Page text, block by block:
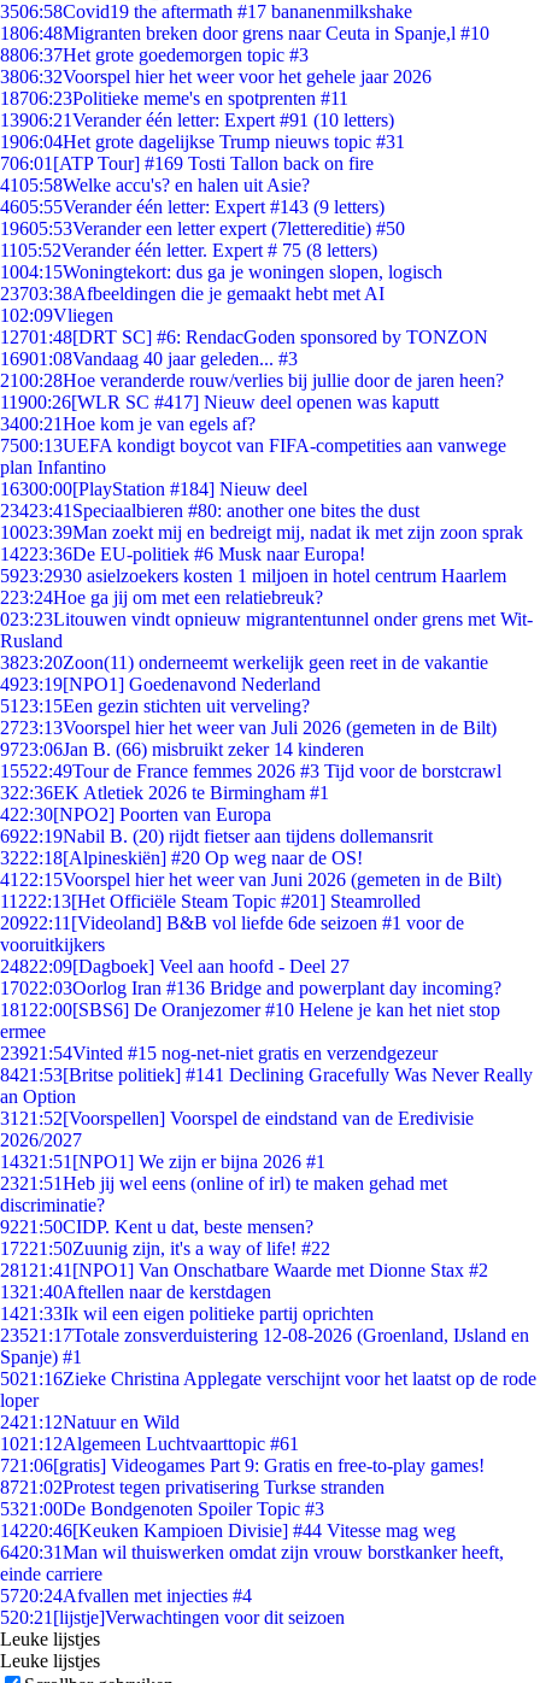
3506:58Covid19 the aftermath #17 bananenmilkshake
1806:48Migranten breken door grens naar Ceuta in Spanje,l #10
8806:37Het grote goedemorgen topic #3
3806:32Voorspel hier het weer voor het gehele jaar 2026
18706:23Politieke meme's en spotprenten #11
13906:21Verander één letter: Expert #91 (10 letters)
1906:04Het grote dagelijkse Trump nieuws topic #31
706:01 [ATP Tour] #169 Tosti Tallon back on fire
4105:58Welke accu's? en halen uit Asie?
4605:55Verander één letter: Expert #143 (9 letters)
19605:53Verander een letter expert (7lettereditie) #50
1105:52Verander één letter. Expert # 75 (8 letters)
1004:15Woningtekort: dus ga je woningen slopen, logisch
23703:38Afbeeldingen die je gemaakt hebt met AI
102:09Vliegen
12701:48[DRT SC] #6: RendacGoden sponsored by TONZON
16901:08Vandaag 40 jaar geleden... #3
2100:28Hoe veranderde rouw/verlies bij jullie door de jaren heen?
11900:26[WLR SC #417] Nieuw deel openen was kaputt
3400:21Hoe kom je van egels af?
7500:13UEFA kondigt boycot van FIFA-competities aan vanwege
plan Infantino
16300:00[PlayStation #184] Nieuw deel
23423:41 Speciaalbieren #80: another one bites the dust
10023:39Man zoekt mij en bedreigt mij, nadat ik met zijn zoon sprak
14223:36De EU-politiek #6 Musk naar Europa!
5923:2930 asielzoekers kosten 1 miljoen in hotel centrum Haarlem
223:24Hoe ga jij om met een relatiebreuk?
023:23Litouwen vindt opnieuw migrantentunnel onder grens met Wit-
Rusland
3823:20Zoon(11) onderneemt werkelijk geen reet in de vakantie
4923:19[NPO1] Goedenavond Nederland
51 23:15Een gezin stichten uit verveling?
2723:13Voorspel hier het weer van Juli 2026 (gemeten in de Bilt)
9723:06Jan B. (66) misbruikt zeker 14 kinderen
15522:49Tour de France femmes 2026 #3 Tijd voor de borstcrawl
322:36EK Atletiek 2026 te Birmingham #1
422:30[NPO2] Poorten van Europa
6922:19Nabil B. (20) rijdt fietser aan tijdens dollemansrit
3222:18[Alpineskiën] #20 Op weg naar de OS!
41 22:15Voorspel hier het weer van Juni 2026 (gemeten in de Bilt)
11222:13[Het Officiële Steam Topic #201] Steamrolled
20922:11 [Videoland] B&B vol liefde 6de seizoen #1 voor de
vooruitkijkers
24822:09[Dagboek] Veel aan hoofd - Deel 27
17022:03Oorlog Iran #136 Bridge and powerplant day incoming?
181 22:00[SBS6] De Oranjezomer #10 Helene je kan het niet stop
ermee
23921:54Vinted #15 nog-net-niet gratis en verzendgezeur
8421:53[Britse politiek] #141 Declining Gracefully Was Never Really
an Option
31 21:52[Voorspellen] Voorspel de eindstand van de Eredivisie
2026/2027
14321:51 [NPO1] We zijn er bijna 2026 #1
2321:51Heb jij wel eens (online of irl) te maken gehad met
discriminatie?
9221:50CIDP. Kent u dat, beste mensen?
17221:50Zuunig zijn, it's a way of life! #22
281 21:41 [NPO1] Van Onschatbare Waarde met Dionne Stax #2
1321:40Aftellen naar de kerstdagen
1421:33Ik wil een eigen politieke partij oprichten
23521:17Totale zonsverduistering 12-08-2026 (Groenland, IJsland en
Spanje) #1
5021:16Zieke Christina Applegate verschijnt voor het laatst op de rode
loper
2421:12Natuur en Wild
1021:12Algemeen Luchtvaarttopic #61
721:06[gratis] Videogames Part 9: Gratis en free-to-play games!
8721:02Protest tegen privatisering Turkse stranden
5321:00De Bondgenoten Spoiler Topic #3
14220:46[Keuken Kampioen Divisie] #44 Vitesse mag weg
6420:31Man wil thuiswerken omdat zijn vrouw borstkanker heeft,
einde carriere
5720:24Afvallen met injecties #4
520:21 [lijstje]Verwachtingen voor dit seizoen
Leuke lijstjes
Leuke lijstjes